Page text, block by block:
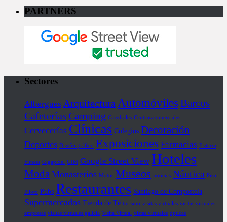
PARTNERS
Sectores
Albergues Arquitectura Automóviles Barcos
Cafeterías Camping Catedrales Centros comerciales
Cervecerías Clínicas Colegios Decoración
Deportes Diseño gráfico Exposiciones Farmacias Fisterra
Fitness Gigapixel GIM Google Street View Hoteles
Moda Monasterios Motos Museos noticias Náutica Piso
Piloto Pubs Restaurantes Santiago de Compostela
Supermercados Tienda de Té turismo visitas virtuales visitas virtuales
empresas visitas virtuales galicia Visita Virtual vistas virtuales ópticas